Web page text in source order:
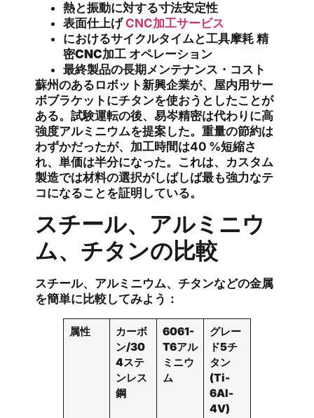
熱と振動に対する寸法安定性
表面仕上げCNC加工サービス
におけるサイクルタイムと工具摩耗 精
密CNC加工 オペレーション
最終製品の長期メンテナンス・コスト
蘇州のあるロボット新興企業が、屋内用サー
ボブラケットにチタンを使おうとしたことが
ある。試験運転の後、易岑精密は代わりに高
強度アルミニウムを提案した。重量の節約は
わずかだったが、加工時間は40 %短縮さ
れ、単価は半分になった。これは、カスタム
製造では材料の選択がしばしば最も強力なテ
コになることを証明している。
スチール、アルミニウ
ム、チタンの比較
スチール、アルミニウム、チタンなどの金属
を簡単に比較してみよう：
属性
カーボ
ン/30
4ステ
ンレス
鋼
6061-
T6アル
ミニウ
ム
グレー
ド5チ
タン
(Ti-
6Al-
4V)